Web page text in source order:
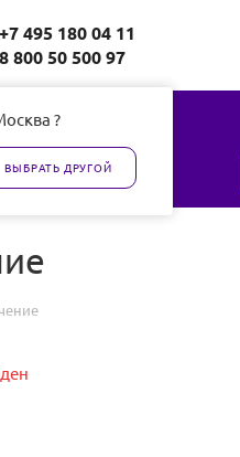
?
ВЫБРАТЬ ДРУГОЙ
+7 495 180 04 11
8 800 50 500 97